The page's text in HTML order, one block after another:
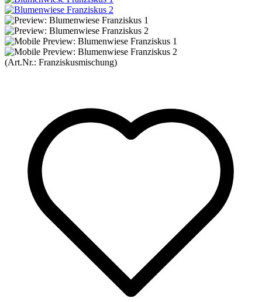
(Art.Nr.: Franziskusmischung)